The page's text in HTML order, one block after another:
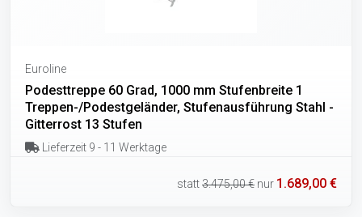
Euroline
Podesttreppe 60 Grad, 1000 mm Stufenbreite 1
Treppen-/Podestgeländer, Stufenausführung Stahl -
Gitterrost 13 Stufen
Lieferzeit 9 - 11 Werktage
statt3.475,00 € nur 1.689,00 €